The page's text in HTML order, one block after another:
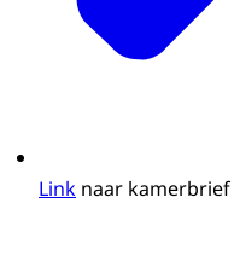
beslissing in
Link naar kamerbrief